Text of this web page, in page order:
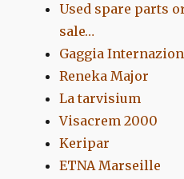
Used spare parts
sale…
Gaggia
Reneka Major
La tarvisium
Visacrem 2000
Keripar
ETNA Marseille